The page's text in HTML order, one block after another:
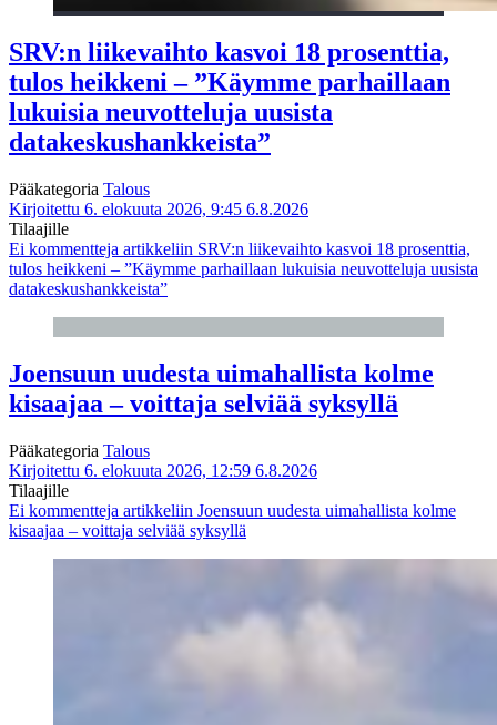
SRV:n liikevaihto kasvoi 18 prosenttia,
tulos heikkeni – ”Käymme parhaillaan
lukuisia neuvotteluja uusista
datakeskushankkeista”
Pääkategoria Talous
Kirjoitettu 6. elokuuta 2026, 9:45 6.8.2026
Tilaajille
Ei kommentteja artikkeliin SRV:n liikevaihto kasvoi 18 prosenttia,
tulos heikkeni – ”Käymme parhaillaan lukuisia neuvotteluja uusista
datakeskushankkeista”
Joensuun uudesta uimahallista kolme
kisaajaa – voittaja selviää syksyllä
Pääkategoria Talous
Kirjoitettu 6. elokuuta 2026, 12:59 6.8.2026
Tilaajille
Ei kommentteja artikkeliin Joensuun uudesta uimahallista kolme
kisaajaa – voittaja selviää syksyllä